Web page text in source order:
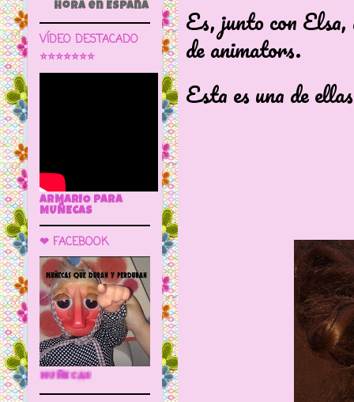
Es, junto con Elsa,
de animators.
Esta es una de
Hora en España
VÍDEO DESTACADO
⭐⭐⭐⭐⭐⭐⭐
ARMARIO PARA
MUÑECAS
❤ FACEBOOK
🌼 LA CUEVA DE LAS MUÑECAS